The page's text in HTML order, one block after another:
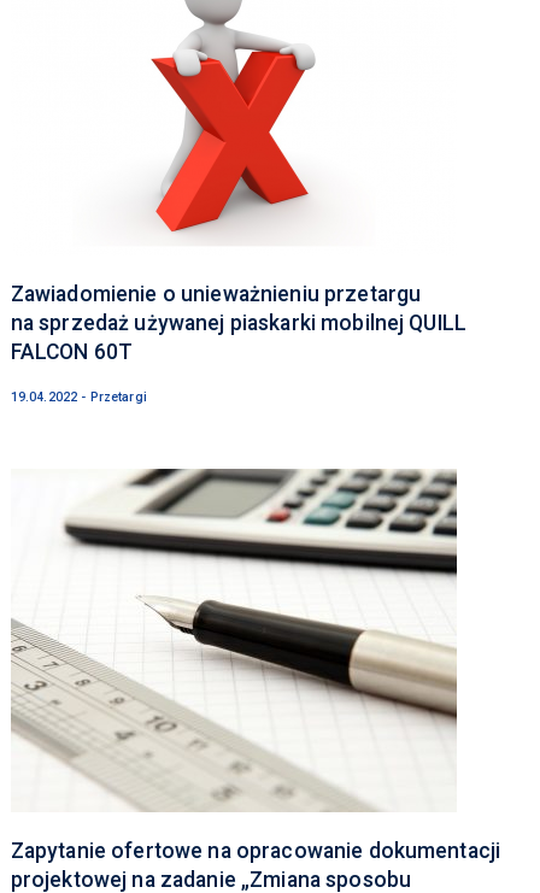
Zawiadomienie o unieważnieniu przetargu
na sprzedaż używanej piaskarki mobilnej QUILL
FALCON 60T
19.04.2022 - Przetargi
Zapytanie ofertowe na opracowanie dokumentacji
projektowej na zadanie „Zmiana sposobu